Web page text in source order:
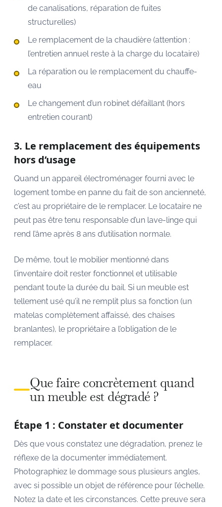
de canalisations, réparation de fuites
structurelles)
Le remplacement de la chaudière (attention :
l’entretien annuel reste à la charge du locataire)
La réparation ou le remplacement du chauffe-
eau
Le changement d’un robinet défaillant (hors
entretien courant)
3. Le remplacement des équipements
hors d’usage
Quand un appareil électroménager fourni avec le
logement tombe en panne du fait de son ancienneté,
c’est au propriétaire de le remplacer. Le locataire ne
peut pas être tenu responsable d’un lave-linge qui
rend l’âme après 8 ans d’utilisation normale.
De même, tout le mobilier mentionné dans
l’inventaire doit rester fonctionnel et utilisable
pendant toute la durée du bail. Si un meuble est
tellement usé qu’il ne remplit plus sa fonction (un
matelas complètement affaissé, des chaises
branlantes), le propriétaire a l’obligation de le
remplacer.
Que faire concrètement quand
un meuble est dégradé ?
Étape 1 : Constater et documenter
Dès que vous constatez une dégradation, prenez le
réflexe de la documenter immédiatement.
Photographiez le dommage sous plusieurs angles,
avec si possible un objet de référence pour l’échelle.
Notez la date et les circonstances. Cette preuve sera